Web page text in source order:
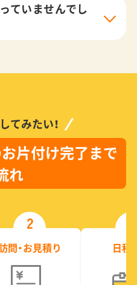
ていませんでし
てみたい！
片付け完了まで
れ
2
問・お見積り 日程